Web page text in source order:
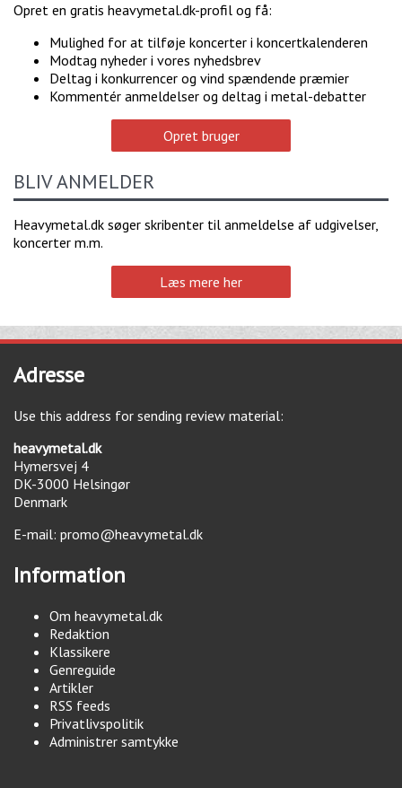
Opret en gratis heavymetal.dk-profil og få:
Mulighed for at tilføje koncerter i koncertkalenderen
Modtag nyheder i vores nyhedsbrev
Deltag i konkurrencer og vind spændende præmier
Kommentér anmeldelser og deltag i metal-debatter
Opret bruger
BLIV ANMELDER
Heavymetal.dk søger skribenter til anmeldelse af udgivelser,
koncerter m.m.
Læs mere her
Adresse
Use this address for sending review material:
heavymetal.dk
Hymersvej 4
DK-3000 Helsingør
Denmark
E-mail: promo@heavymetal.dk
Information
Om heavymetal.dk
Redaktion
Klassikere
Genreguide
Artikler
RSS feeds
Privatlivspolitik
Administrer samtykke